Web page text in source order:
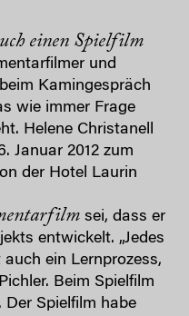
einen Spielfilm
und
Kamingespräch
wie immer Frage
Helene Christanell
Januar 2012 zum
der Hotel Laurin
sei, dass er
entwickelt. „Jedes
ein Lernprozess,
Beim Spielfilm
Der Spielfilm habe